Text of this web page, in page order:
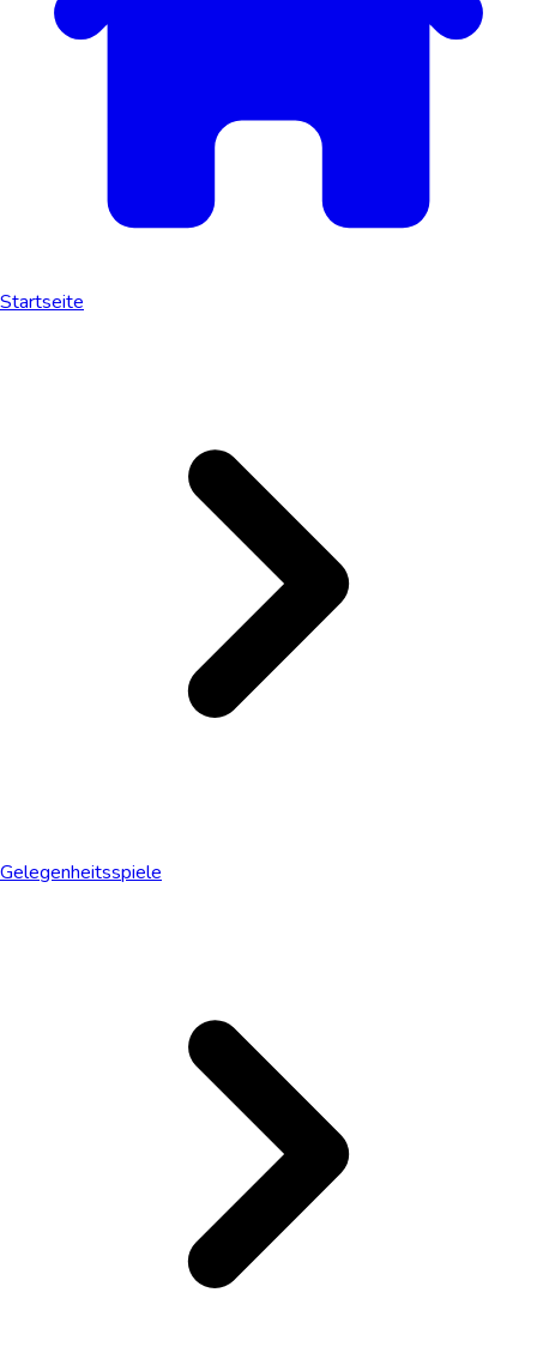
Startseite
Gelegenheitsspiele